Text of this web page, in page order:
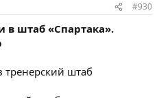
#930
в штаб «Спартака».
штаб